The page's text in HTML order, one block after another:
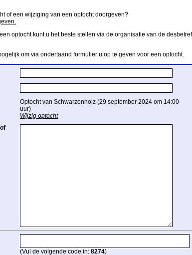
of een wijziging van een optocht doorgeven?
optocht kunt u het beste stellen via de organisatie van de
om via ondertaand formulier u op te geven voor een optocht.
Optocht van Schwarzenholz (29 september 2024 om 14:00
uur)
Wijzig optocht
(Vul de volgende code in: 8274)